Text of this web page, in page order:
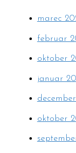
marec
februar
oktober
januar
oktober